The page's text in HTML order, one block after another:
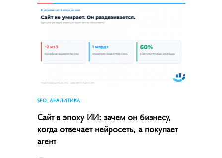
SEO, АНАЛИТИКА
Сайт в эпоху ИИ: зачем он бизнесу,
когда отвечает нейросеть, а покупает
агент